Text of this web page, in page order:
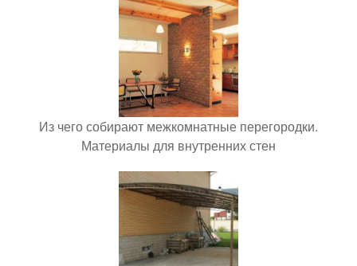
Из чего собирают межкомнатные перегородки.
Материалы для внутренних стен